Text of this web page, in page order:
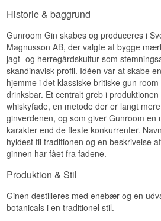
Historie & baggrund
Gunroom Gin skabes og produceres i
Magnusson AB, der valgte at bygge
jagt- og herregårdskultur som
skandinavisk profil. Idéen var at skabe
hjemme i det klassiske britiske gun
drinksbar. Et centralt greb i
whiskyfade, en metode der er langt
ginverdenen, og som giver Gunroom en
karakter end de fleste konkurrenter.
hyldest til traditionen og en beskrivelse
ginnen har fået fra fadene.
Produktion & Stil
Ginen destilleres med enebær og en
botanicals i en traditionel stil.